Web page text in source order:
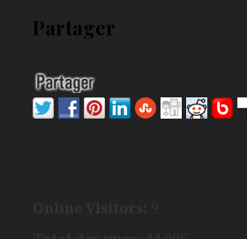
Partager